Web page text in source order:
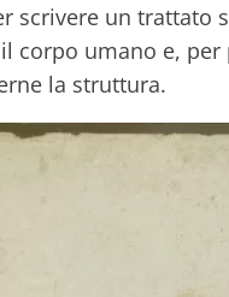
scrivere un trattato
corpo umano e,
la struttura.